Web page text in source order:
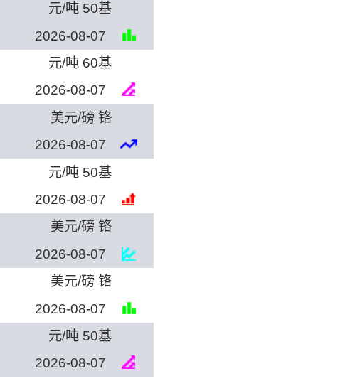
元/吨 50基
2026-08-07
元/吨 60基
2026-08-07
美元/磅 铬
2026-08-07
元/吨 50基
2026-08-07
美元/磅 铬
2026-08-07
美元/磅 铬
2026-08-07
元/吨 50基
2026-08-07